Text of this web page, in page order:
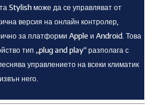
Stylish може да се управляват от
версия на онлайн контролер,
за платформи Apple и Android. Това
тип „plug and play“ разполага с
управлението на всеки климатик
него.